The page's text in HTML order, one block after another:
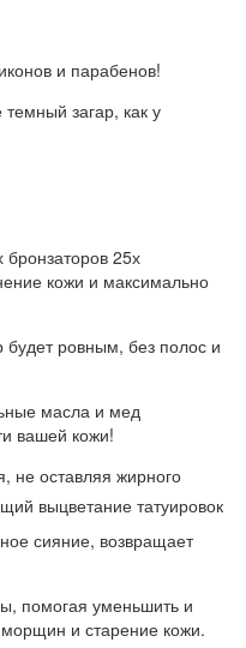
и парабенов!
загар, как у
25х
кожи и максимально
ровным, без полос и
масла и мед
вашей кожи!
не оставляя жирного
сияние, возвращает
помогая уменьшить и
и старение кожи.
выцветание татуировок